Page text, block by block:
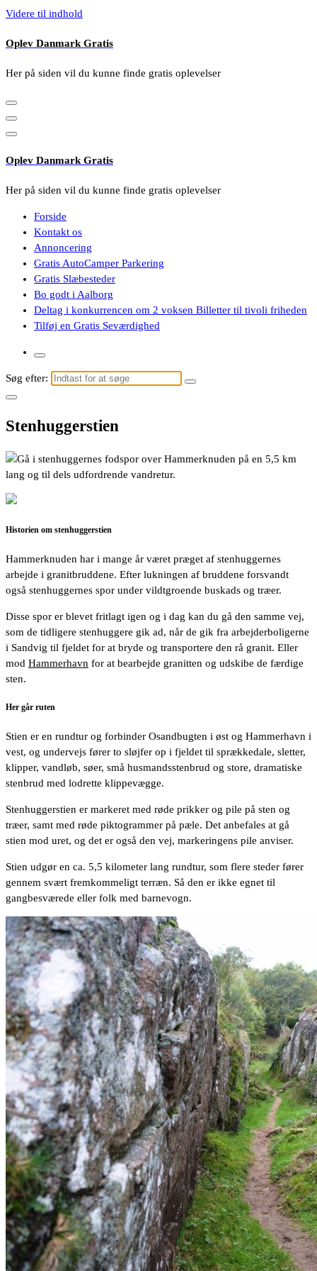
Videre til indhold
Oplev Danmark Gratis
Her på siden vil du kunne finde gratis oplevelser
Oplev Danmark Gratis
Her på siden vil du kunne finde gratis oplevelser
Forside
Kontakt os
Annoncering
Gratis AutoCamper Parkering
Gratis Slæbesteder
Bo godt i Aalborg
Deltag i konkurrencen om 2 voksen Billetter til tivoli friheden
Tilføj en Gratis Seværdighed
Søg efter:
Stenhuggerstien
Gå i stenhuggernes fodspor over Hammerknuden på en 5,5 km
lang og til dels udfordrende vandretur.
Historien om stenhuggerstien
Hammerknuden har i mange år været præget af stenhuggernes
arbejde i granitbruddene. Efter lukningen af bruddene forsvandt
også stenhuggernes spor under vildtgroende buskads og træer.
Disse spor er blevet fritlagt igen og i dag kan du gå den samme vej,
som de tidligere stenhuggere gik ad, når de gik fra arbejderboligerne
i Sandvig til fjeldet for at bryde og transportere den rå granit. Eller
mod Hammerhavn for at bearbejde granitten og udskibe de færdige
sten.
Her går ruten
Stien er en rundtur og forbinder Osandbugten i øst og Hammerhavn i
vest, og undervejs fører to sløjfer op i fjeldet til sprækkedale, sletter,
klipper, vandløb, søer, små husmandsstenbrud og store, dramatiske
stenbrud med lodrette klippevægge.
Stenhuggerstien er markeret med røde prikker og pile på sten og
træer, samt med røde piktogrammer på pæle. Det anbefales at gå
stien mod uret, og det er også den vej, markeringens pile anviser.
Stien udgør en ca. 5,5 kilometer lang rundtur, som flere steder fører
gennem svært fremkommeligt terræn. Så den er ikke egnet til
gangbesværede eller folk med barnevogn.